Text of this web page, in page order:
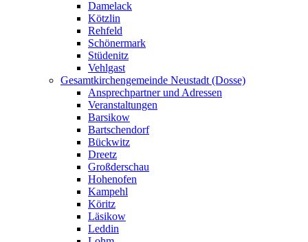
Damelack
Kötzlin
Rehfeld
Schönermark
Stüdenitz
Vehlgast
Gesamtkirchengemeinde Neustadt (Dosse)
Ansprechpartner und Adressen
Veranstaltungen
Barsikow
Bartschendorf
Bückwitz
Dreetz
Großderschau
Hohenofen
Kampehl
Köritz
Läsikow
Leddin